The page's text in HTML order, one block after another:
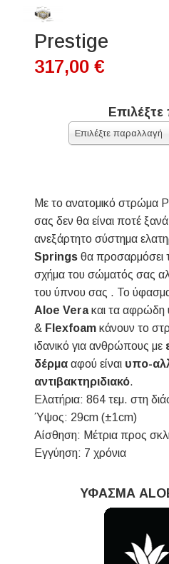
Prestige
317,00 €
Επιλέξτε παραλλαγή
Με το ανατομικό στρώμα
σας δεν θα είναι ποτέ
ανεξάρτητο σύστημα
Springsθα προσαρμόσει
σχήμα του σώματός σας
του ύπνου σας . Το
Aloe Veraκαι τα αφρώδη
& Flexfoamκάνουν το
ιδανικό για ανθρώπους με
δέρμααφού είναι υπο-
αντιβακτηριδιακό.
Ελατήρια: 864 τεμ. στη
Ύψος: 29cm (±1cm)
Αίσθηση: Μέτρια προς
Εγγύηση: 7 χρόνια
ΥΦΑΣΜΑ